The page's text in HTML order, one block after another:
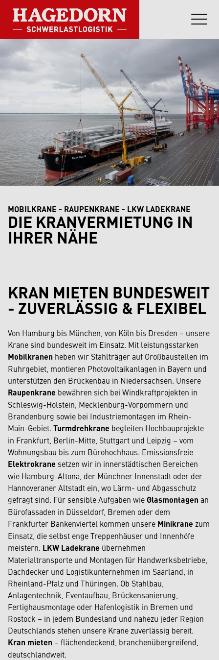
MOBILKRANE - RAUPENKRANE - LKW LADEKRANE
DIE KRANVERMIETUNG IN
IHRER NÄHE
KRAN MIETEN BUNDESWEIT
- ZUVERLÄSSIG & FLEXIBEL
Von Hamburg bis München, von Köln bis Dresden – unsere
Krane sind bundesweit im Einsatz. Mit leistungsstarken
Mobilkranen heben wir Stahlträger auf Großbaustellen im
Ruhrgebiet, montieren Photovoltaikanlagen in Bayern und
unterstützen den Brückenbau in Niedersachsen. Unsere
Raupenkrane bewähren sich bei Windkraftprojekten in
Schleswig-Holstein, Mecklenburg-Vorpommern und
Brandenburg sowie bei Industriemontagen im Rhein-
Main-Gebiet. Turmdrehkrane begleiten Hochbauprojekte
in Frankfurt, Berlin-Mitte, Stuttgart und Leipzig – vom
Wohnungsbau bis zum Bürohochhaus. Emissionsfreie
Elektrokrane setzen wir in innerstädtischen Bereichen
wie Hamburg-Altona, der Münchner Innenstadt oder der
Hannoveraner Altstadt ein, wo Lärm- und Abgasschutz
gefragt sind. Für sensible Aufgaben wie Glasmontagen an
Bürofassaden in Düsseldorf, Bremen oder dem
Frankfurter Bankenviertel kommen unsere Minikrane zum
Einsatz, die selbst enge Treppenhäuser und Innenhöfe
meistern. LKW Ladekrane übernehmen
Materialtransporte und Montagen für Handwerksbetriebe,
Dachdecker und Logistikunternehmen im Saarland, in
Rheinland-Pfalz und Thüringen. Ob Stahlbau,
Anlagentechnik, Eventaufbau, Brückensanierung,
Fertighausmontage oder Hafenlogistik in Bremen und
Rostock – in jedem Bundesland und nahezu jeder Region
Deutschlands stehen unsere Krane zuverlässig bereit.
Kran mieten – flächendeckend, branchenübergreifend,
deutschlandweit.